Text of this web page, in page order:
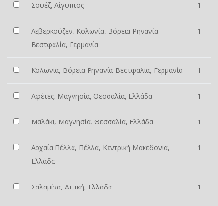
Σουέζ, Αίγυπτος 1
Λεβερκούζεν, Κολωνία, Βόρεια Ρηνανία-
Βεστφαλία, Γερμανία
1
Κολωνία, Βόρεια Ρηνανία-Βεστφαλία, Γερμανία 1
Αφέτες, Μαγνησία, Θεσσαλία, Ελλάδα 1
Μαλάκι, Μαγνησία, Θεσσαλία, Ελλάδα 1
Αρχαία Πέλλα, Πέλλα, Κεντρική Μακεδονία,
Ελλάδα
1
Σαλαμίνα, Αττική, Ελλάδα 1